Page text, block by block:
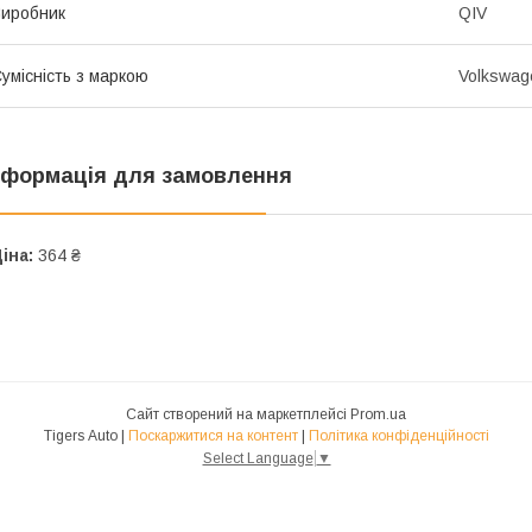
QIV
з маркою
для замовлення
364 ₴
Сайт створений на маркетплейсі Prom.ua
Поскаржитися на контент
Політика конфіденційності
Select Language ▼